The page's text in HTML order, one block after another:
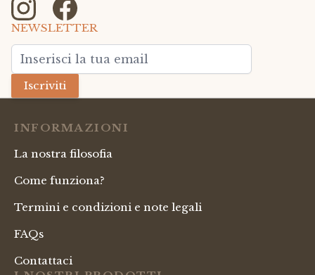
NEWSLETTER
Indirizzo email
Iscriviti
INFORMAZIONI
La nostra filosofia
Come funziona?
Termini e condizioni e note legali
FAQs
Contattaci